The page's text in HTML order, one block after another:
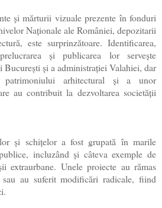
şi mărturii vizuale prezente în fonduri
Naţionale ale României, depozitarii
este surprinzătoare. Identificarea,
şi publicarea lor serveşte
Bucureşti şi a administraţiei Valahiei, dar
patrimoniului arhitectural şi a unor
au contribuit la dezvoltarea societăţii
şi schiţelor a fost grupată în marile
incluzând şi câteva exemple de
extraurbane. Unele proiecte au rămas
au suferit modificări radicale, fiind